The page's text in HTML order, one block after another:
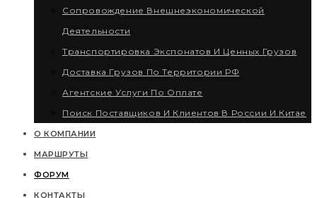
Сопровождение Внешнеэкономической
Деятельности
Транспортировка Экспонатов И Ценных Грузов
Доставка Грузов По Территории РФ
Агентские Услуги По Оплате
Поиск Поставщиков И Клиентов В России И Китае
О КОМПАНИИ
МАРШРУТЫ
ФОРУМ
КОНТАКТЫ